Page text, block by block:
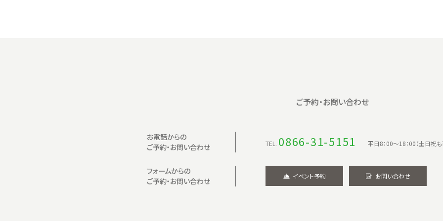
ご予約・お問い合わせ
お電話からの
ご予約・お問い合わせ
TEL. 0866-31-5151 平日8：00〜18：00（土日祝も
フォームからの
ご予約・お問い合わせ
イベント予約 お問い合わせ